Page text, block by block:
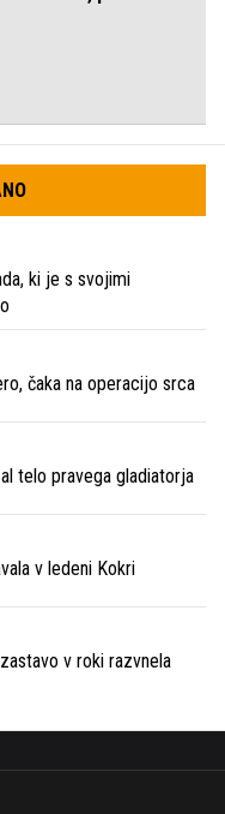
ki je s svojimi
čaka na operacijo srca
telo pravega gladiatorja
v ledeni Kokri
v roki razvnela